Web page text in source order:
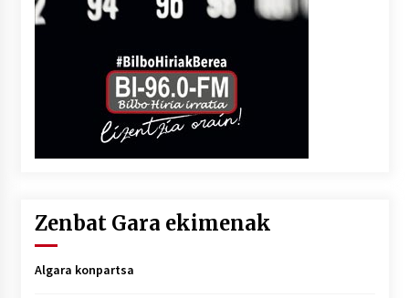
Zenbat Gara ekimenak
Algara konpartsa